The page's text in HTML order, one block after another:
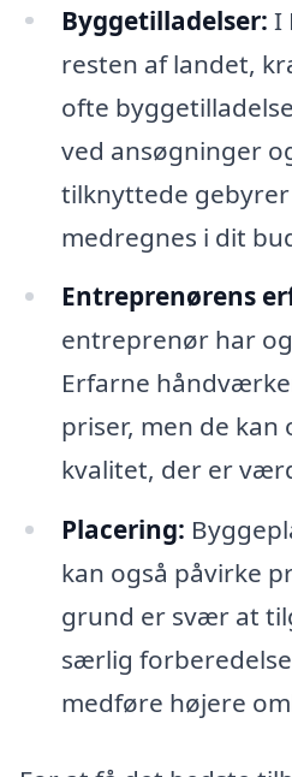
Byggetilladelser: I
resten af landet,
ofte
ved ansøgninger
tilknyttede gebyrer
medregnes i dit
Entreprenørens
entreprenør har
Erfarne
priser, men de kan
kvalitet, der er
Placering:
kan også påvirke
grund er svær at
særlig
medføre højere